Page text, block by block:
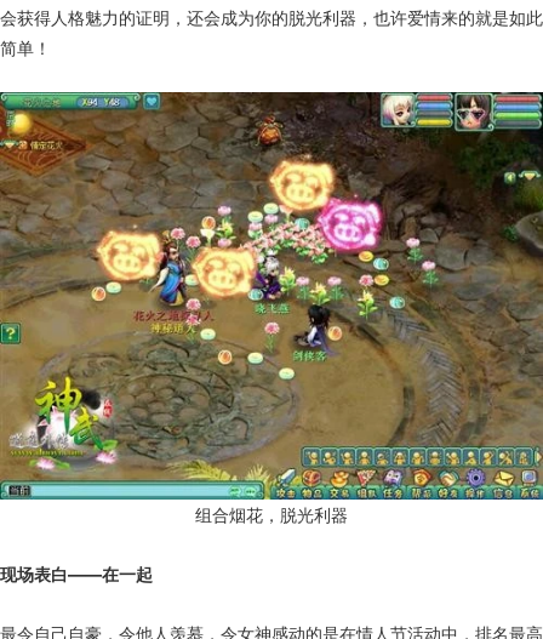
会获得人格魅力的证明，还会成为你的脱光利器，也许爱情来的就是如此
简单！
组合烟花，脱光利器
现场表白——在一起
最令自己自豪，令他人羡慕，令女神感动的是在情人节活动中，排名最高